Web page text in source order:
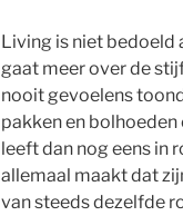
Living is niet bedoeld
gaat meer over de
nooit gevoelens
pakken en
leeft dan nog eens in
allemaal maakt dat
van steeds dezelfde